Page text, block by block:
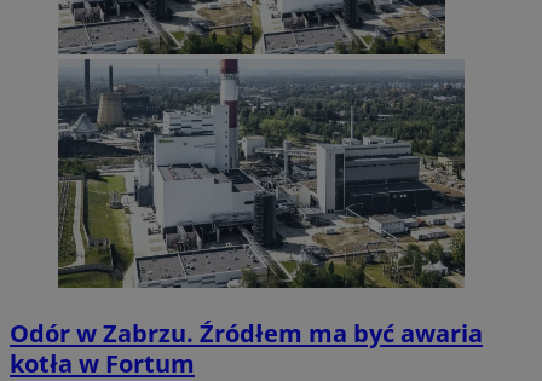
Odór w Zabrzu. Źródłem ma być awaria
kotła w Fortum